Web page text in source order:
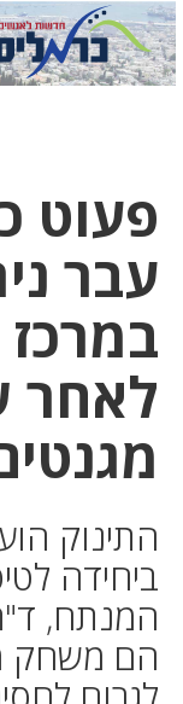
פעוט
עבר
במרכז
התינוק
ביחידה
המנתח,
הם משחק